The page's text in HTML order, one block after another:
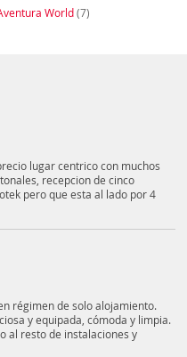
World(7)
lugar centrico con muchos
recepcion de cinco
pero que esta al lado por 4
régimen de solo alojamiento.
y equipada, cómoda y limpia.
al resto de instalaciones y